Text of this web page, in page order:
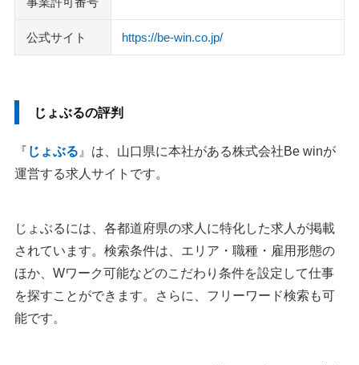
公式サイト https://be-win.co.jp/
じょぶるの評判
『 じょぶる 』は、山口県に本社がある株式会社Be winが
運営する求人サイトです。
じょぶるには、各都道府県の求人に特化した求人が掲載
されています。検索条件は、エリア・職種・雇用形態の
ほか、Wワーク可能などのこだわり条件を設定して仕事
を探すことができます。さらに、フリーワード検索も可
能です。